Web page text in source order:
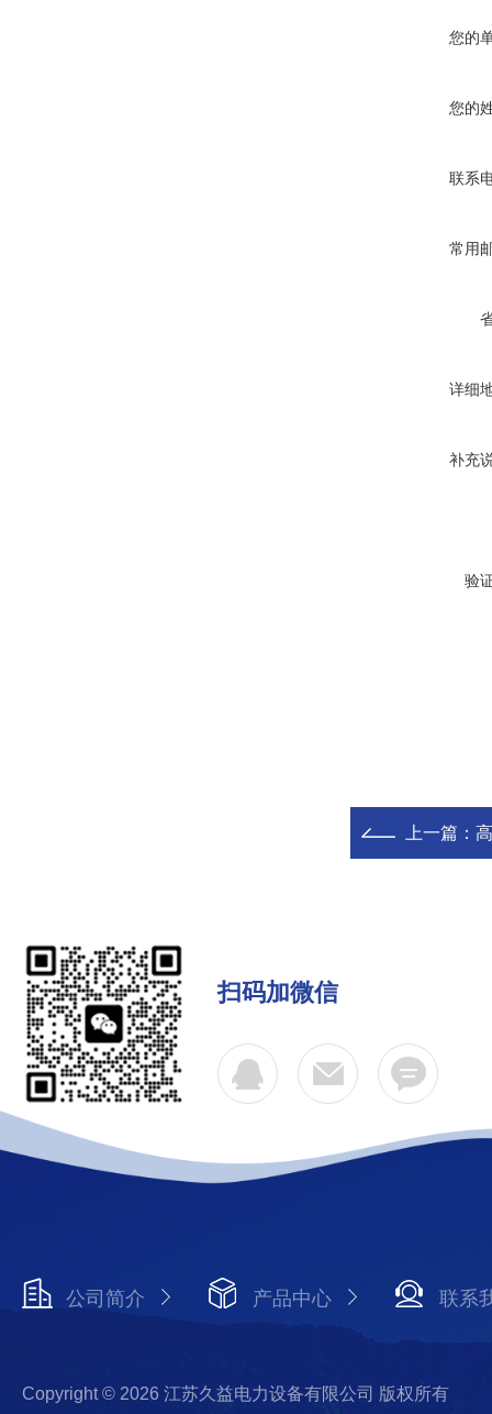
您的
您的
联系
常用
详细
补充
验
上一篇：
扫码加微信
公司简介 产品中心 联系
Copyright © 2026 江苏久益电力设备有限公司 版权所有